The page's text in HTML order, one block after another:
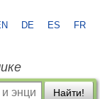
DE ES FR
Найти!